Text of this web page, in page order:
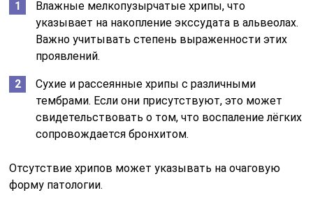
Влажные мелкопузырчатые хрипы, что
указывает на накопление экссудата в альвеолах.
Важно учитывать степень выраженности этих
проявлений.
Сухие и рассеянные хрипы с различными
тембрами. Если они присутствуют, это может
свидетельствовать о том, что воспаление лёгких
сопровождается бронхитом.
Отсутствие хрипов может указывать на очаговую
форму патологии.